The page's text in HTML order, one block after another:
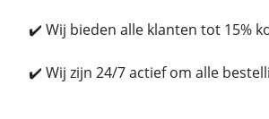
✔️ Wij bieden alle klanten tot 15%
✔️ Wij zijn 24/7 actief om alle